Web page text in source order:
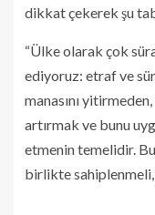
dikkat çekerek şu
“Ülke olarak çok
ediyoruz: etraf ve
manasını
artırmak ve bunu
etmenin temelidir.
birlikte sahiplenmeli,